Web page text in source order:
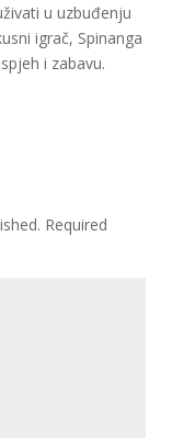
u uzbuđenju
igrač, Spinanga
i zabavu.
Required